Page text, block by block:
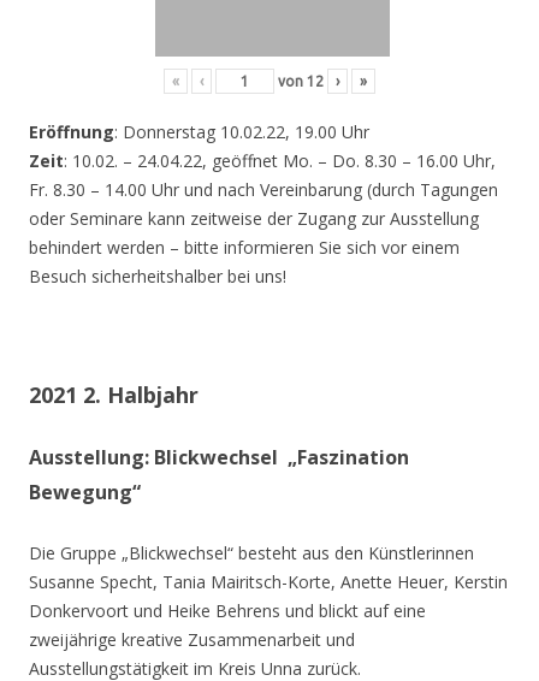
« ‹ von 12 › »
Eröffnung: Donnerstag 10.02.22, 19.00 Uhr
Zeit: 10.02. – 24.04.22, geöffnet Mo. – Do. 8.30 – 16.00 Uhr,
Fr. 8.30 – 14.00 Uhr und nach Vereinbarung (durch Tagungen
oder Seminare kann zeitweise der Zugang zur Ausstellung
behindert werden – bitte informieren Sie sich vor einem
Besuch sicherheitshalber bei uns!
2021 2. Halbjahr
Ausstellung: Blickwechsel „Faszination
Bewegung“
Die Gruppe „Blickwechsel“ besteht aus den Künstlerinnen
Susanne Specht, Tania Mairitsch-Korte, Anette Heuer, Kerstin
Donkervoort und Heike Behrens und blickt auf eine
zweijährige kreative Zusammenarbeit und
Ausstellungstätigkeit im Kreis Unna zurück.